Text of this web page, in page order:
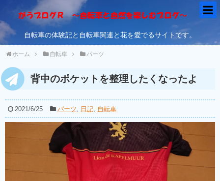
自転車の体験記と自転車関連と花を愛でるサイトです。
ホーム 自転車 パーツ
背中のポケットを整理したくなったよ
2021/6/25 パーツ, 日記, 自転車